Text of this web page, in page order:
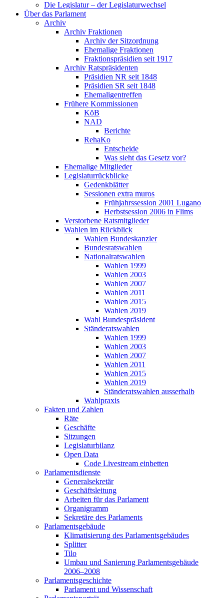
Die Legislatur – der Legislaturwechsel
Über das Parlament
Archiv
Archiv Fraktionen
Archiv der Sitzordnung
Ehemalige Fraktionen
Fraktionspräsidien seit 1917
Archiv Ratspräsidenten
Präsidien NR seit 1848
Präsidien SR seit 1848
Ehemaligentreffen
Frühere Kommissionen
KöB
NAD
Berichte
RehaKo
Entscheide
Was sieht das Gesetz vor?
Ehemalige Mitglieder
Legislaturrückblicke
Gedenkblätter
Sessionen extra muros
Frühjahrssession 2001 Lugano
Herbstsession 2006 in Flims
Verstorbene Ratsmitglieder
Wahlen im Rückblick
Wahlen Bundeskanzler
Bundesratswahlen
Nationalratswahlen
Wahlen 1999
Wahlen 2003
Wahlen 2007
Wahlen 2011
Wahlen 2015
Wahlen 2019
Wahl Bundespräsident
Ständeratswahlen
Wahlen 1999
Wahlen 2003
Wahlen 2007
Wahlen 2011
Wahlen 2015
Wahlen 2019
Ständeratswahlen ausserhalb
Wahlpraxis
Fakten und Zahlen
Räte
Geschäfte
Sitzungen
Legislaturbilanz
Open Data
Code Livestream einbetten
Parlamentsdienste
Generalsekretär
Geschäftsleitung
Arbeiten für das Parlament
Organigramm
Sekretäre des Parlaments
Parlamentsgebäude
Klimatisierung des Parlamentsgebäudes
Splitter
Tilo
Umbau und Sanierung Parlamentsgebäude
2006–2008
Parlamentsgeschichte
Parlament und Wissenschaft